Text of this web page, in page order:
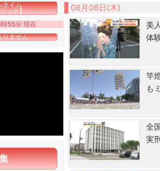
08月06日(木)
美
体
竿
も
全
実
タイム
ック】
55分 現在
りません